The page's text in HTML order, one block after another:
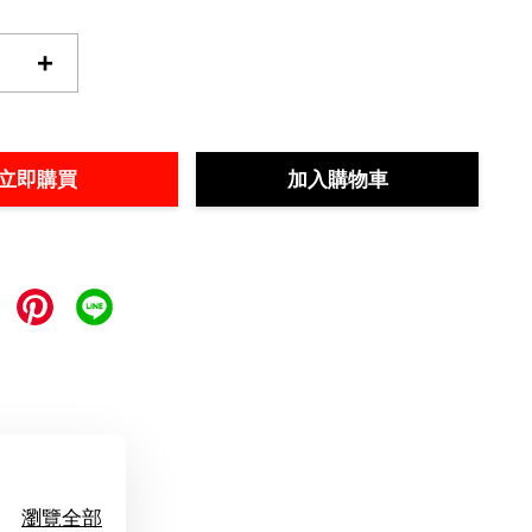
+
即購買 加入購物車
瀏覽全部